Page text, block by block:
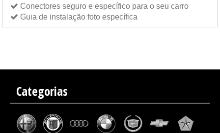
Conectores seguro e específico para o seu carro
Guia de instalação foto específica
Categorias